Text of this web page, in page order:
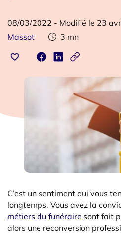
08/03/2022 - Modifié le 23
Massot
3 mn
C’est un sentiment qui vous
longtemps. Vous avez la
métiers du funéraire sont fait
alors une reconversion